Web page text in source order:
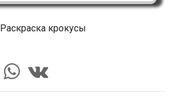
Раскраска крокусы